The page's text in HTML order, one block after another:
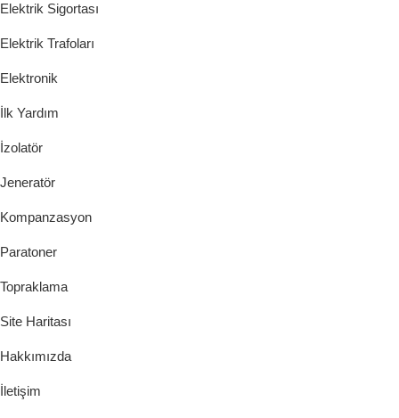
Elektrik Sigortası
Elektrik Trafoları
Elektronik
İlk Yardım
İzolatör
Jeneratör
Kompanzasyon
Paratoner
Topraklama
Site Haritası
Hakkımızda
İletişim